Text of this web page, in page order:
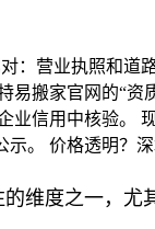
：营业执照和道
易搬家官网的“
业信用中核验。
。 价格透明？
维度之一，尤